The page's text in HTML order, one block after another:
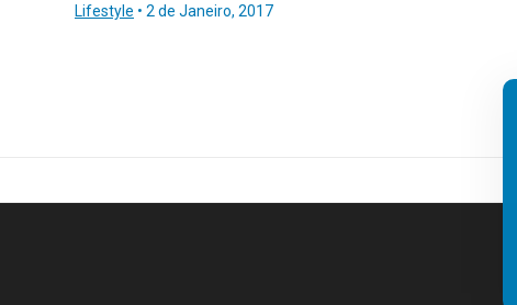
Lifestyle • 2 de Janeiro, 2017